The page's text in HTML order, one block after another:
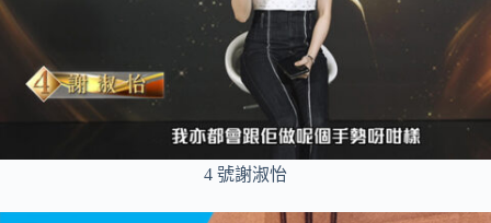
4 號謝淑怡